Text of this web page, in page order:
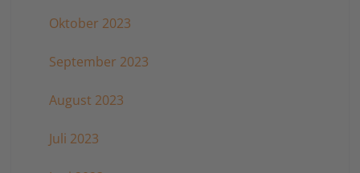
Oktober 2023
September 2023
August 2023
Juli 2023